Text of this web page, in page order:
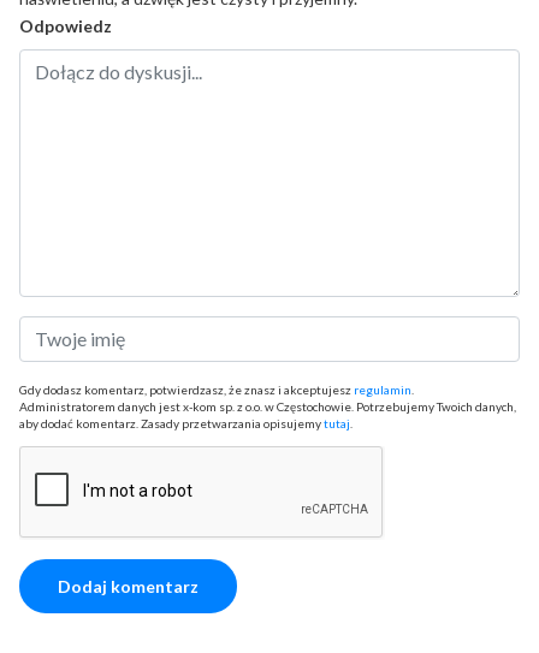
Odpowiedz
Gdy dodasz komentarz, potwierdzasz, że znasz i akceptujesz regulamin
Administratorem danych jest x-kom sp. z o.o. w Częstochowie. Potrzebujemy Twoich danych,
aby dodać komentarz. Zasady przetwarzania opisujemytutaj